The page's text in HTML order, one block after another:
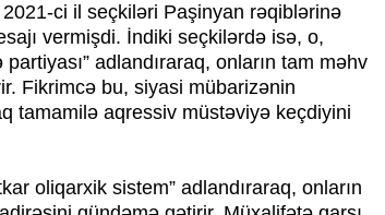
ci il seçkiləri Paşinyan rəqiblərinə
vermişdi. İndiki seçkilərdə isə, o,
adlandıraraq, onların tam məhv
Fikrimcə bu, siyasi mübarizənin
tamamilə aqressiv müstəviyə keçdiyini
oliqarxik sistem” adlandıraraq, onların